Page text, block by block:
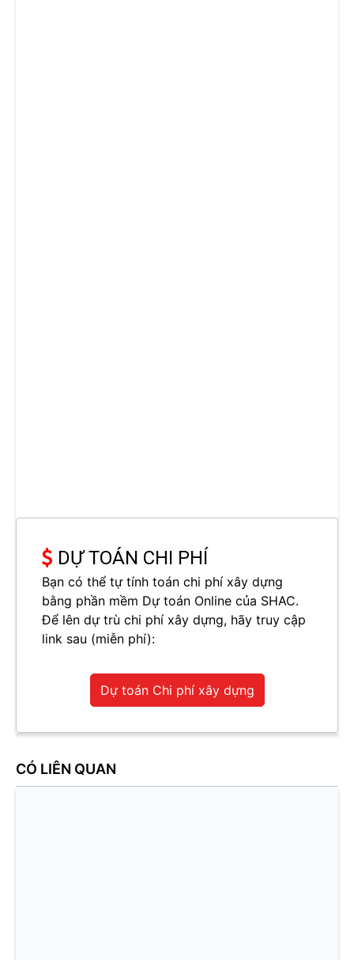
DỰ TOÁN CHI PHÍ
Bạn có thể tự tính toán chi phí xây dựng
bằng phần mềm Dự toán Online của SHAC.
Để lên dự trù chi phí xây dựng, hãy truy cập
link sau (miễn phí):
Dự toán Chi phí xây dựng
CÓ LIÊN QUAN